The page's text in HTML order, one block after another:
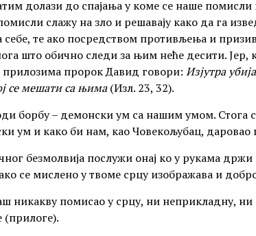
долази до спајања у коме се наше
слажу на зло и решавају како да га
себе, те ако посредством противљења и
што обично следи за њим неће десити. Јер,
пророк Давид говори: Изјутра
се мешати са њима(Изл. 23, 32).
борбу – демонски ум са нашим умом. Стога
ум и како би нам, као Човекољубац, даровао
безмолвија послужи онај ко у рукама
се мислено у твоме срцу изображава и
никакву помисао у срцу, ни неприкладну, ни
(прилоге).